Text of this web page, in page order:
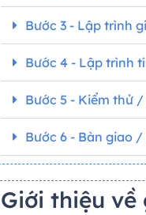
Bước 3 - Lập trình
Bước 4 - Lập trình
Bước 5 - Kiểm thử /
Bước 6 - Bàn giao
Giới thiệu về